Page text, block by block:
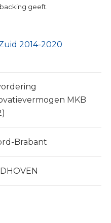
geeft.
2014-2020
MKB
Brabant